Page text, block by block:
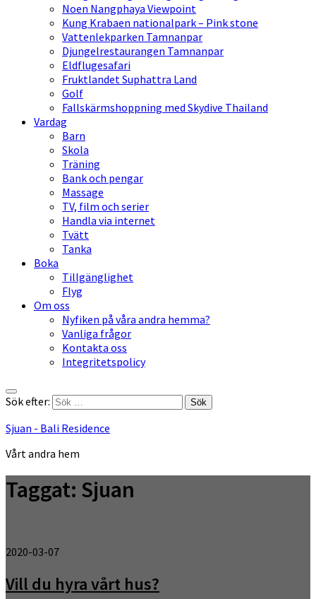
Noen Nangphaya Viewpoint
Kung Krabaen nationalpark – Pink stone
Vattenlekparken Tamnanpar
Djungelrestaurangen Tamnanpar
Eldflugesafari
Fruktlandet Suphattra Land
Golf
Fallskärmshoppning med Skydive Thailand
Vardag
Barn
Skola
Träning
Bank och pengar
Massage
TV, film och serier
Handla via internet
Tvätt
Tanka
Boka
Tillgänglighet
Flyg
Om oss
Nyfiken på våra andra hemma?
Vanliga frågor
Kontakta oss
Integritetspolicy
Sök efter:
Sjuan - Bali Residence
Vårt andra hem
Taggat: Sjuan
2020-03-07
Vill du hyra vårt hus?